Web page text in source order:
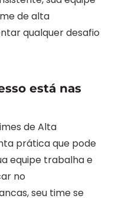
de alta
qualquer desafio
está nas
de Alta
prática que pode
equipe trabalha e
no
seu time se